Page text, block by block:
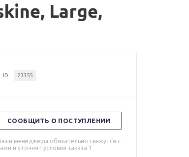
Large,
ID: 23355
СООБЩИТЬ О ПОСТУПЛЕНИИ
менеджеры обязательно свяжутся с
и уточнят условия заказа 1